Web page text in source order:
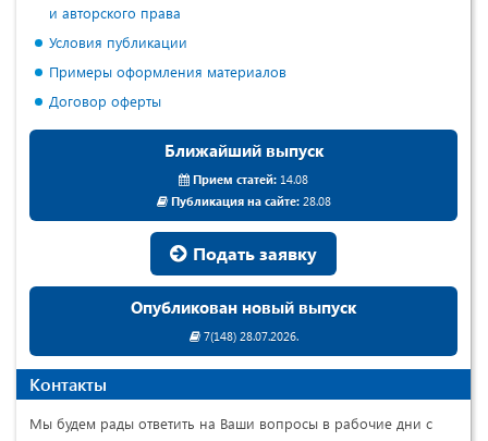
и авторского права
Условия публикации
Примеры оформления материалов
Договор оферты
Ближайший выпуск
Прием статей: 14.08
Публикация на сайте:28.08
Подать заявку
Опубликован новый выпуск
7(148) 28.07.2026.
Контакты
Мы будем рады ответить на Ваши вопросы в рабочие дни с